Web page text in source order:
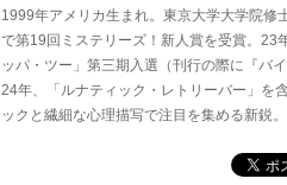
1999年アメリカ生まれ。東京大学大学院修
で第19回ミステリーズ！新人賞を受賞。23
ッパ・ツー」第三期入選（刊行の際に『バ
24年、「ルナティック・レトリーバー」を
ックと繊細な心理描写で注目を集める新鋭。